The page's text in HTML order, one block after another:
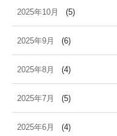
2025年10月 (5)
2025年9月 (6)
2025年8月 (4)
2025年7月 (5)
2025年6月 (4)